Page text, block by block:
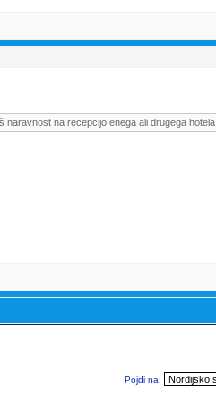
na recepcijo enega ali drugega hotela.
Pojdi na: